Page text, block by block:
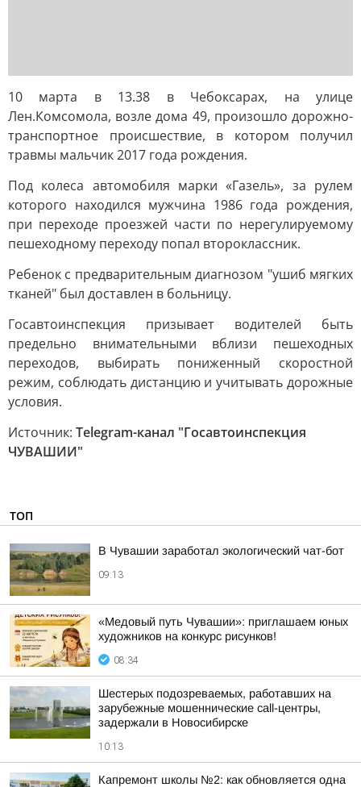
10 марта в 13.38 в Чебоксарах, на улице
Лен.Комсомола, возле дома 49, произошло дорожно-
транспортное происшествие, в котором получил
травмы мальчик 2017 года рождения.
Под колеса автомобиля марки «Газель», за рулем
которого находился мужчина 1986 года рождения,
при переходе проезжей части по нерегулируемому
пешеходному переходу попал второклассник.
Ребенок с предварительным диагнозом "ушиб мягких
тканей" был доставлен в больницу.
Госавтоинспекция призывает водителей быть
предельно внимательными вблизи пешеходных
переходов, выбирать пониженный скоростной
режим, соблюдать дистанцию и учитывать дорожные
условия.
Источник: Telegram-канал "Госавтоинспекция
ЧУВАШИИ"
ТОП
В Чувашии заработал экологический чат-бот
09:13
«Медовый путь Чувашии»: приглашаем юных
художников на конкурс рисунков!
08:34
Шестерых подозреваемых, работавших на
зарубежные мошеннические call-центры,
задержали в Новосибирске
10:13
Капремонт школы №2: как обновляется одна